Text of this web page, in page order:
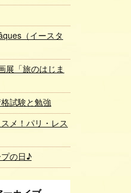
（イースタ
展「旅のはじま
試験と勉強
メ！パリ・レス
の日♪